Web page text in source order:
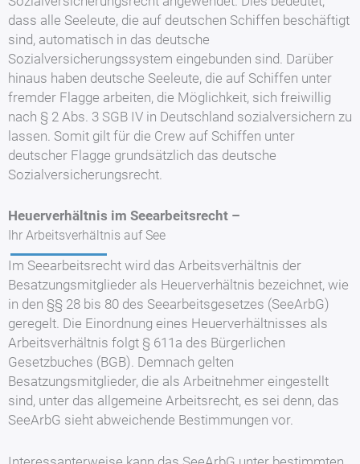
dass alle Seeleute, die auf deutschen Schiffen beschäftigt
sind, automatisch in das deutsche
Sozialversicherungssystem eingebunden sind. Darüber
hinaus haben deutsche Seeleute, die auf Schiffen unter
fremder Flagge arbeiten, die Möglichkeit, sich freiwillig
nach § 2 Abs. 3 SGB IV in Deutschland sozialversichern zu
lassen. Somit gilt für die Crew auf Schiffen unter
deutscher Flagge grundsätzlich das deutsche
Sozialversicherungsrecht.
Heuerverhältnis im Seearbeitsrecht –
Ihr Arbeitsverhältnis auf See
Im Seearbeitsrecht wird das Arbeitsverhältnis der
Besatzungsmitglieder als Heuerverhältnis bezeichnet, wie
in den §§ 28 bis 80 des Seearbeitsgesetzes (SeeArbG)
geregelt. Die Einordnung eines Heuerverhältnisses als
Arbeitsverhältnis folgt § 611a des Bürgerlichen
Gesetzbuches (BGB). Demnach gelten
Besatzungsmitglieder, die als Arbeitnehmer eingestellt
sind, unter das allgemeine Arbeitsrecht, es sei denn, das
SeeArbG sieht abweichende Bestimmungen vor.